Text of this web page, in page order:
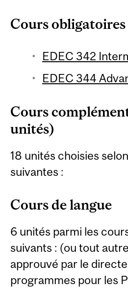
Cours
EDEC 342
EDEC 344
Cours
unités)
18 unités choisies
suivantes :
Cours de langue
6 unités parmi les
suivants : (ou tout
approuvé par le
programmes pour les